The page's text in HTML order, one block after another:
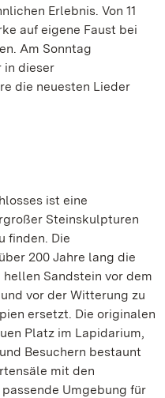
Erlebnis. Von 11
auf eigene Faust bei
Am Sonntag
in dieser
die neuesten Lieder
ist eine
Steinskulpturen
finden. Die
200 Jahre lang die
hellen Sandstein vor dem
vor der Witterung zu
ersetzt. Die originalen
Platz im Lapidarium,
Besuchern bestaunt
mit den
Umgebung für